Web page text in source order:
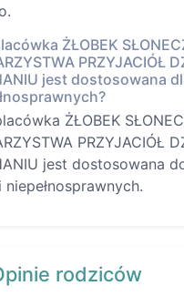
ŻŁOBEK
PRZYJACIÓŁ
jest dostosowana
ŻŁOBEK
PRZYJACIÓŁ
jest dostosowana
rodziców